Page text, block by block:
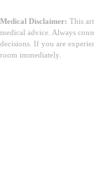
Medical Disclaimer: This
medical advice. Always
decisions. If you are
room immediately.